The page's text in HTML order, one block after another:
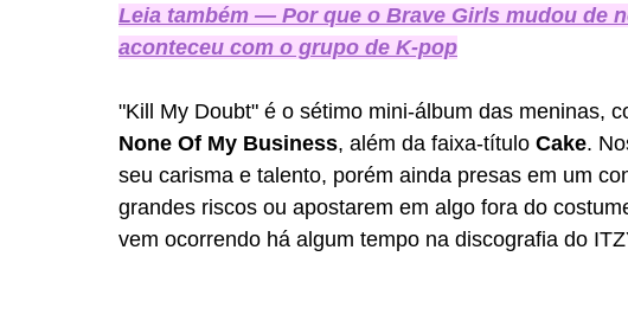
Leia também — Por que o Brave Girls mudou de
aconteceu com o grupo de K-pop
"Kill My Doubt" é o sétimo mini-álbum das meninas,
None Of My Business, além da faixa-título Cake.
seu carisma e talento, porém ainda presas em um
grandes riscos ou apostarem em algo fora do
vem ocorrendo há algum tempo na discografia do